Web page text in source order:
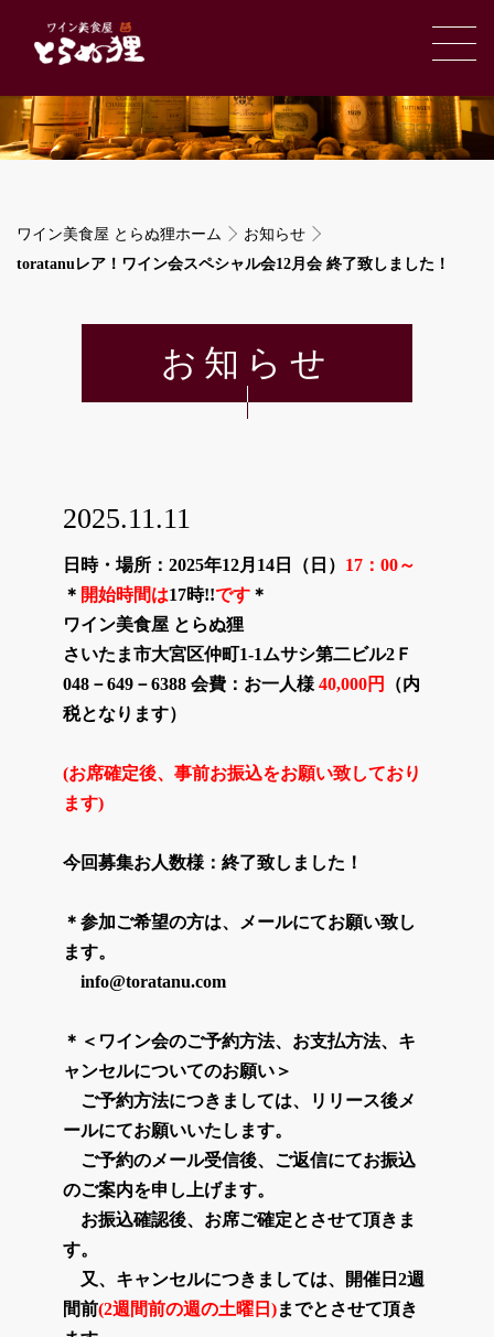
ワイン美食屋 とらぬ狸ホーム
お知らせ
toratanuレア！ワイン会スペシャル会12月会 終了致しました！
お知らせ
2025.11.11
日時・場所：2025年12月14日（日） 17：00～
＊ 開始時間は17時!!です＊
ワイン美食屋 とらぬ狸
さいたま市大宮区仲町1-1ムサシ第二ビル2Ｆ
048－649－6388 会費：お一人様40,000円
（内
税となります）
(お席確定後、事前お振込をお願い致しており
ます)
今回募集お人数様：終了致しました！
＊参加ご希望の方は、メールにてお願い致し
ます。
info@toratanu.com
＊＜ワイン会のご予約方法、お支払方法、キ
ャンセルについてのお願い＞
ご予約方法につきましては、リリース後メ
ールにてお願いいたします。
ご予約のメール受信後、ご返信にてお振込
のご案内を申し上げます。
お振込確認後、お席ご確定とさせて頂きま
す。
又、キャンセルにつきましては、開催日2週
間前(2週間前の週の土曜日)までとさせて頂き